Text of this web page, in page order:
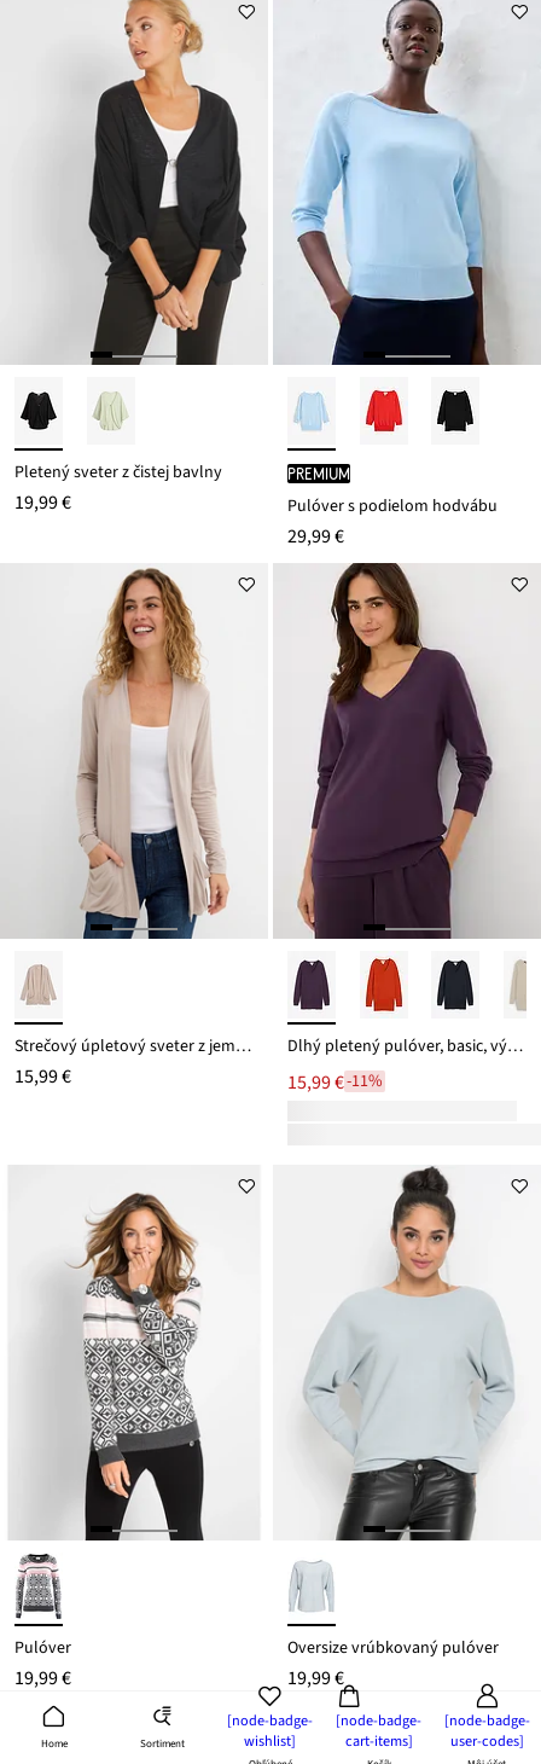
Home Sortiment
[node-badge-
wishlist]
[node-badge-
cart-items]
[node-badge-
user-codes]
Pletený sveter z čistej bavlny
19,99 €
PREMIUM
Pulóver s podielom hodvábu
29,99 €
Strečový úpletový sveter z jemnej viskózy
15,99 €
Dlhý pletený pulóver, basic, výstrih do V
15,99 €-11%
Pulóver
19,99 €
Oversize vrúbkovaný pulóver
19,99 €